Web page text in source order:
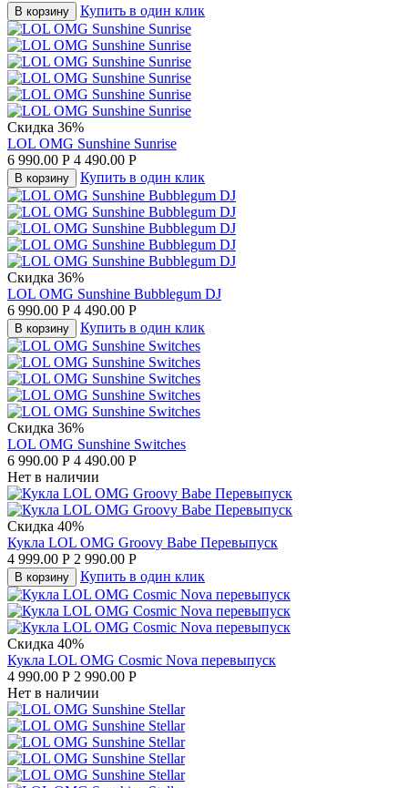
В корзину Купить в один клик
Скидка 36%
LOL OMG Sunshine Sunrise
6 990.00 Р 4 490.00 Р
В корзину Купить в один клик
Скидка 36%
LOL OMG Sunshine Bubblegum DJ
6 990.00 Р 4 490.00 Р
В корзину Купить в один клик
Скидка 36%
LOL OMG Sunshine Switches
6 990.00 Р 4 490.00 Р
Нет в наличии
Скидка 40%
Кукла LOL OMG Groovy Babe Перевыпуск
4 999.00 Р 2 990.00 Р
В корзину Купить в один клик
Скидка 40%
Кукла LOL OMG Cosmic Nova перевыпуск
4 990.00 Р 2 990.00 Р
Нет в наличии